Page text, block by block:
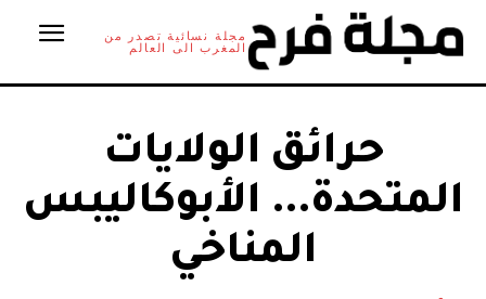
مجلة نسائية تصدر من
المغرب الى العالم
حرائق الولايات
المتحدة… الأبوكاليبس
المناخي